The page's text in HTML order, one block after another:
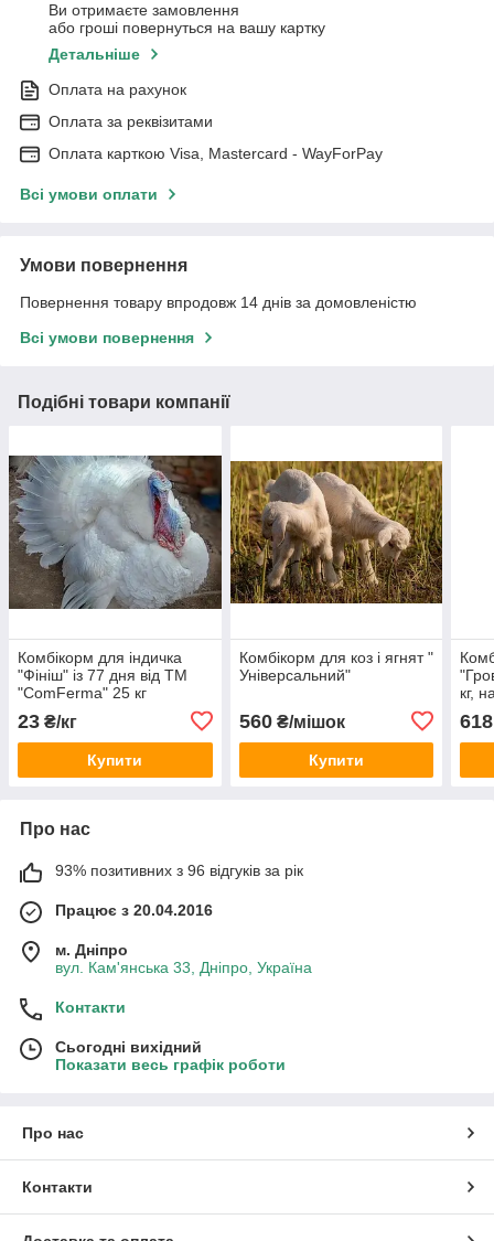
Ви отримаєте замовлення
або гроші повернуться на вашу картку
Детальніше
Оплата на рахунок
Оплата за реквізитами
Оплата карткою Visa, Mastercard - WayForPay
Всі умови оплати
Умови повернення
Повернення товару впродовж 14 днів за домовленістю
Всі умови повернення
Подібні товари компанії
Комбікорм для індичка
"Фініш" із 77 дня від ТМ
"ComFerma" 25 кг
23 ₴/кг
Купити
Комбікорм для коз і ягнят "
Універсальний"
560₴/мішок
Купити
кг,
618
Про нас
93% позитивних з 96 відгуків за рік
Працює з 20.04.2016
м. Дніпро
вул. Кам'янська 33, Дніпро, Україна
Контакти
Сьогодні вихідний
Показати весь графік роботи
Про нас
Контакти